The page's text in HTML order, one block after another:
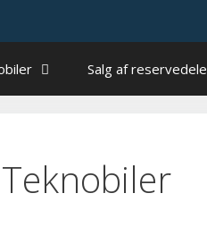
Salg af reservedele